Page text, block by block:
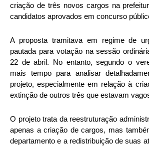
criação de três novos cargos na
candidatos aprovados em concurso
A proposta tramitava em regime de
pautada para votação na sessão
22 de abril. No entanto, segundo o
mais tempo para analisar
projeto, especialmente em relação à
extinção de outros três que estavam
O projeto trata da reestruturação
apenas a criação de cargos, mas
departamento e a redistribuição de suas